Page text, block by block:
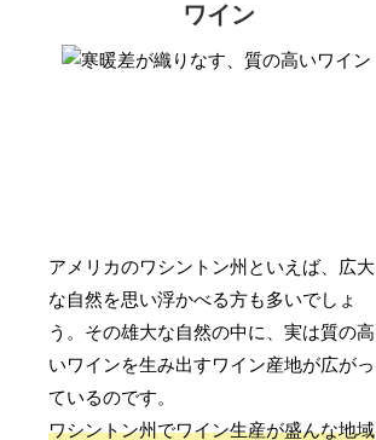
ワイン
アメリカのワシントン州といえば、広大
な自然を思い浮かべる方も多いでしょ
う。その雄大な自然の中に、実は質の高
いワインを生み出すワイン産地が広がっ
ているのです。
ワシントン州でワイン生産が盛んな地域